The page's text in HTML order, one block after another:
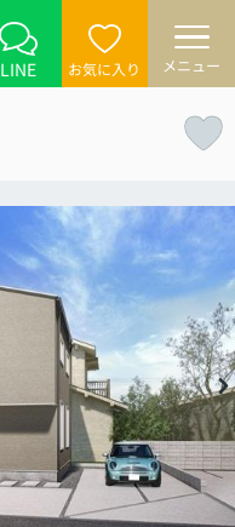
LINE お気に入り メニュー